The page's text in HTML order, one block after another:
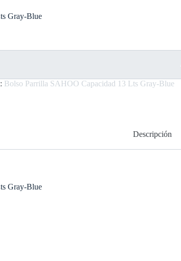
Gray-Blue
Bolso Parrilla SAHOO Capacidad 13 Lts Gray-Blue
Descripción
Gray-Blue